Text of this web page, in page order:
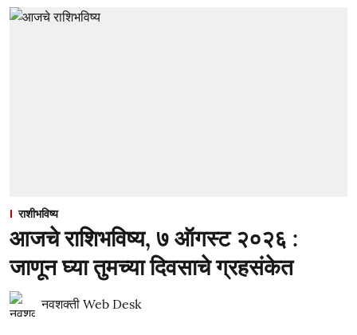
राशीभविष्य
आजचे राशिभविष्य, ७ ऑगस्ट २०२६ :
जाणून घ्या तुमच्या दिवसाचे ग्रहसंकेत
नवशक्ती Web Desk